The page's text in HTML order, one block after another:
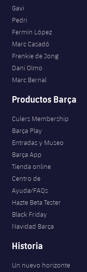
Gavi
Pedri
Fermín López
Marc Casadó
Frenkie de Jong
Dani Olmo
Marc Bernal
Productos Barça
Culers Membership
Barça Play
Entradas y Museo
Barça App
Tienda online
Centro de
Ayuda/FAQs
Hazte Beta Tester
Black Friday
Navidad Barça
Historia
Un nuevo horizonte